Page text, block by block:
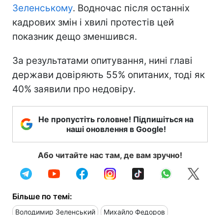
Зеленському. Водночас після останніх
кадрових змін і хвилі протестів цей
показник дещо зменшився.
За результатами опитування, нині главі
держави довіряють 55% опитаних, тоді як
40% заявили про недовіру.
Не пропустіть головне! Підпишіться на
наші оновлення в Google!
Або читайте нас там, де вам зручно!
Більше по темі:
Володимир Зеленський Михайло Федоров